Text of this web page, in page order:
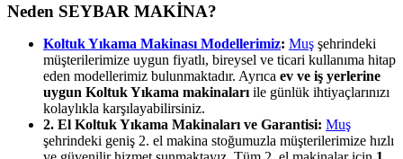
Neden SEYBAR MAKİNA?
Koltuk Yıkama Makinası Modellerimiz: Muş şehrindeki
müşterilerimize uygun fiyatlı, bireysel ve ticari kullanıma hitap
eden modellerimiz bulunmaktadır. Ayrıca ev ve iş yerlerine
uygun Koltuk Yıkama makinaları ile günlük ihtiyaçlarınızı
kolaylıkla karşılayabilirsiniz.
2. El Koltuk Yıkama Makinaları ve Garantisi: Muş
şehrindeki geniş 2. el makina stoğumuzla müşterilerimize hızlı